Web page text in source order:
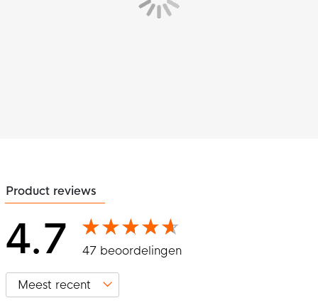
Product reviews
4.7 47 beoordelingen